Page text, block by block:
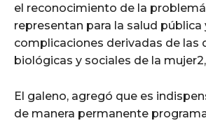
el reconocimiento de la
representan para la salud pública
complicaciones derivadas de las
biológicas y sociales de la
El galeno, agregó que es
de manera permanente